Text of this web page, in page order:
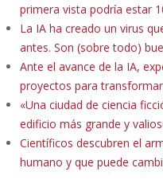
primera vista podría estar
La IA ha creado un virus
antes. Son (sobre todo)
Ante el avance de la IA,
proyectos para
«Una ciudad de ciencia
edificio más grande y
Científicos descubren el
humano y que puede